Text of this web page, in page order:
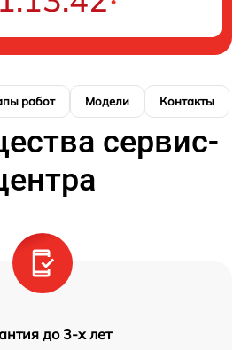
работ Модели Контакты
сервис-
до 3-х лет